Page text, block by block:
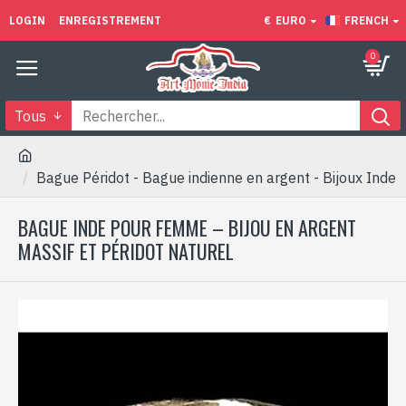
LOGIN ENREGISTREMENT € EURO FRENCH
0
Tous
Bague Péridot - Bague indienne en argent - Bijoux Inde
BAGUE INDE POUR FEMME – BIJOU EN ARGENT
MASSIF ET PÉRIDOT NATUREL